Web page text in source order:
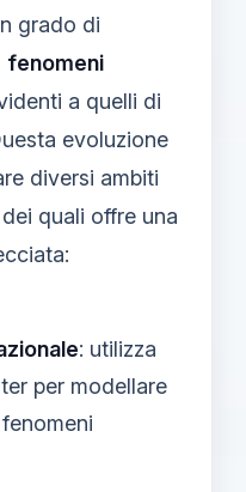
grado di
fenomeni
a quelli di
evoluzione
diversi ambiti
quali offre una
: utilizza
per modellare